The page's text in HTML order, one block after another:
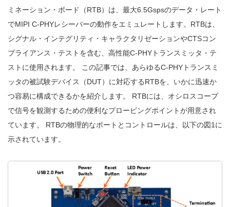
ミネーション・ボード（RTB）は、最大6.5Gspsのデータ・レート
でMIPI C-PHYレシーバーの動作をエミュレートします。RTBは、
シグナル・インテグリティ・キャラクタリゼーションやCTSコン
プライアンス・テストを含む、高性能C-PHYトランスミッタ・テ
ストに使用されます。 この記事では、あらゆるC-PHYトランスミ
ッタの被試験デバイス（DUT）に対応するRTBを、いかに迅速か
つ容易に構成できるかを紹介します。 RTBには、オシロスコープ
で信号を観測するための便利なプロービングポイントが用意され
ています。 RTBの物理的なポートとコントロールは、以下の図1に
示されています。